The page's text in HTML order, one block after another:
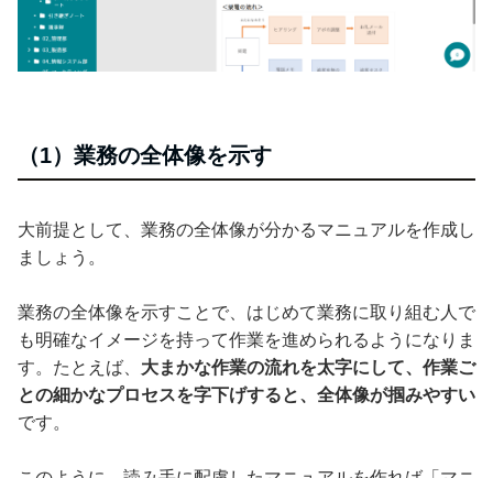
（1）業務の全体像を示す
大前提として、業務の全体像が分かるマニュアルを作成し
ましょう。
業務の全体像を示すことで、はじめて業務に取り組む人で
も明確なイメージを持って作業を進められるようになりま
す。たとえば、 大まかな作業の流れを太字にして、作業ご
との細かなプロセスを字下げすると、全体像が掴みやすい
です。